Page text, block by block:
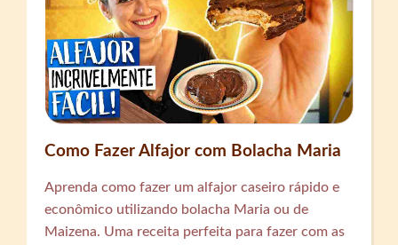
Como Fazer Alfajor com Bolacha Maria
Aprenda como fazer um alfajor caseiro rápido e
econômico utilizando bolacha Maria ou de
Maizena. Uma receita perfeita para fazer com as